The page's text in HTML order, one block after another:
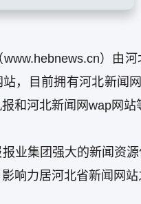
）由
站，目前拥有河北新闻
和河北新闻网wap网站
业集团强大的新闻资
响力居河北省新闻网站